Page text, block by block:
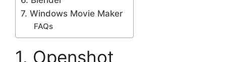
7. Windows Movie Maker
FAQs
1. Openshot